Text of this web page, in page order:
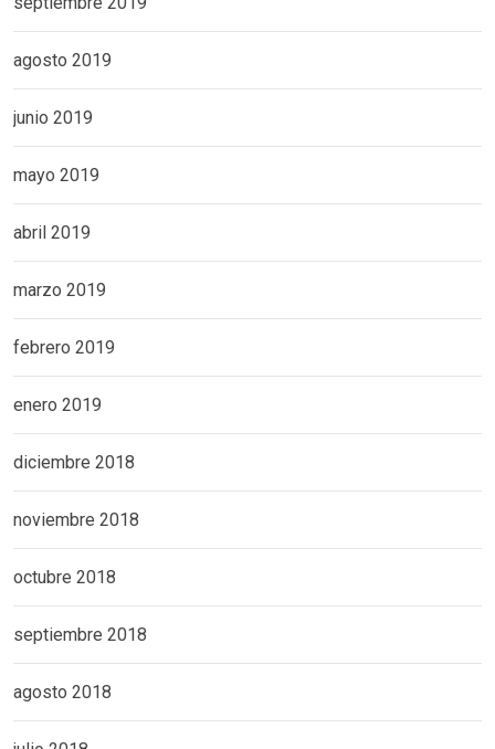
agosto 2019
junio 2019
mayo 2019
abril 2019
marzo 2019
febrero 2019
enero 2019
diciembre 2018
noviembre 2018
octubre 2018
septiembre 2018
agosto 2018